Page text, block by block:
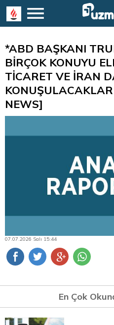
*ABD BAŞKANI
BİRÇOK KONUYU
TİCARET VE İRAN
NEWS]
07.07.2026 Salı 15:44
En Çok